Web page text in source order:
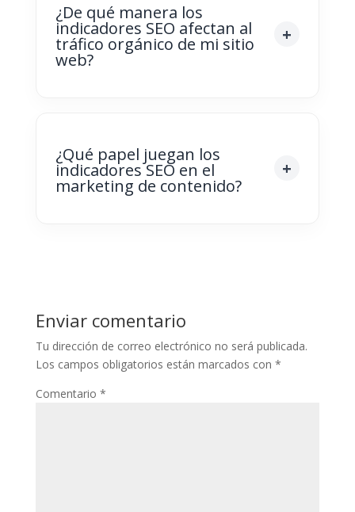
¿De qué manera los
indicadores SEO afectan al
tráfico orgánico de mi sitio
web?
¿Qué papel juegan los
indicadores SEO en el
marketing de contenido?
Enviar comentario
Tu dirección de correo electrónico no será publicada.
Los campos obligatorios están marcados con *
Comentario *